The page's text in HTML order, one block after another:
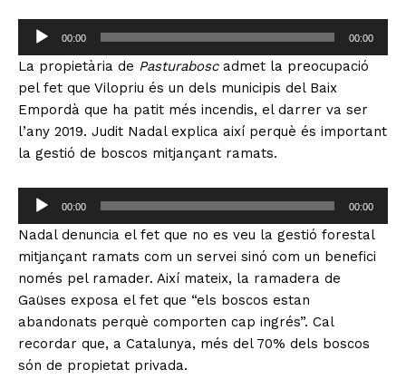
r
'
i
p
r
o
d
u
o
00:00 00:00
La propietària de Pasturabosc admet la preocupació
pel fet que Vilopriu és un dels municipis del Baix
Empordà que ha patit més incendis, el darrer va ser
l’any 2019. Judit Nadal explica així perquè és important
la gestió de boscos mitjançant ramats.
p
r
o
d
u
c
t
00:00 00:00
Nadal denuncia el fet que no es veu la gestió forestal
mitjançant ramats com un servei sinó com un benefici
només pel ramader. Així mateix, la ramadera de
Gaüses exposa el fet que “els boscos estan
abandonats perquè comporten cap ingrés”. Cal
recordar que, a Catalunya, més del 70% dels boscos
són de propietat privada.